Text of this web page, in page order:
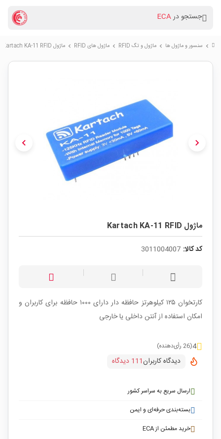
جستجو درECA
chevron_right سنسور و ماژول ها chevron_right ماژول و تگ RFID chevron_right ماژول های RFID chevron_right ماژول Kartach KA-11 RFID
chevron_left chevron_right
ماژول Kartach KA-11 RFID
کد کالا: 3011004007
کارتخوان ۱۲۵ کیلوهرتز حافظه دار دارای ۱۰۰۰ حافظه برای کاربران و
امکان استفاده از آنتن داخلی یا خارجی
4(26 رأی‌دهنده)
دیدگاه کاربران111 دیدگاه
ارسال سریع به سراسر کشور
بسته‌بندی حرفه‌ای و ایمن
خرید مطمئن از ECA